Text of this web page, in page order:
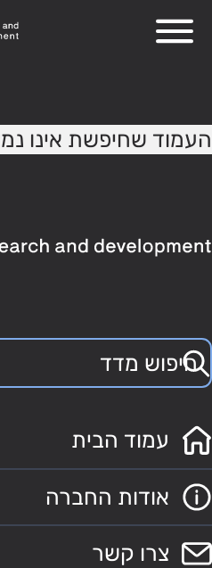
העמוד שחיפשת אינו
עמוד הבית
אודות החברה
צרו קשר